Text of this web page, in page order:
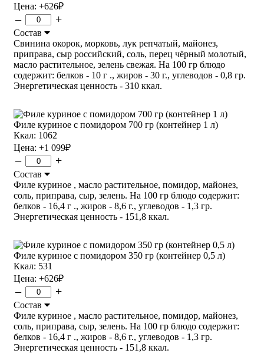
Цена: +626₽
– +
Состав
Свинина окорок, морковь, лук репчатый, майонез,
приправа, сыр российский, соль, перец чёрный молотый,
масло растительное, зелень свежая. На 100 гр блюдо
содержит: белков - 10 г ., жиров - 30 г., углеводов - 0,8 гр.
Энергетическая ценность - 310 ккал.
Филе куриное с помидором 700 гр (контейнер 1 л)
Ккал: 1062
Цена: +1 099₽
– +
Состав
Филе куриное , масло растительное, помидор, майонез,
соль, приправа, сыр, зелень. На 100 гр блюдо содержит:
белков - 16,4 г ., жиров - 8,6 г., углеводов - 1,3 гр.
Энергетическая ценность - 151,8 ккал.
Филе куриное с помидором 350 гр (контейнер 0,5 л)
Ккал: 531
Цена: +626₽
– +
Состав
Филе куриное , масло растительное, помидор, майонез,
соль, приправа, сыр, зелень. На 100 гр блюдо содержит:
белков - 16,4 г ., жиров - 8,6 г., углеводов - 1,3 гр.
Энергетическая ценность - 151,8 ккал.